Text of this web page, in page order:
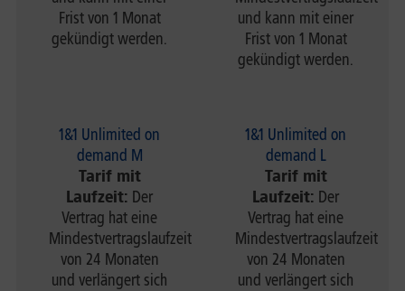
Frist von 1 Monat
gekündigt werden.
und kann mit einer
Frist von 1 Monat
gekündigt werden.
1&1 Unlimited on
demand M
Tarif mit
Laufzeit: Der
Vertrag hat eine
Mindestvertragslaufzeit
von 24 Monaten
und verlängert sich
1&1 Unlimited on
demand L
Tarif mit
Laufzeit: Der
Vertrag hat eine
Mindestvertragslaufzeit
von 24 Monaten
und verlängert sich